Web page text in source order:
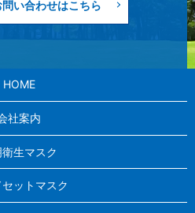
い合わせはこちら
HOME
社案内
生マスク
ットマスク